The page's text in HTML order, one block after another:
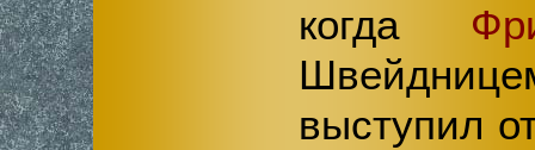
когда
выступил